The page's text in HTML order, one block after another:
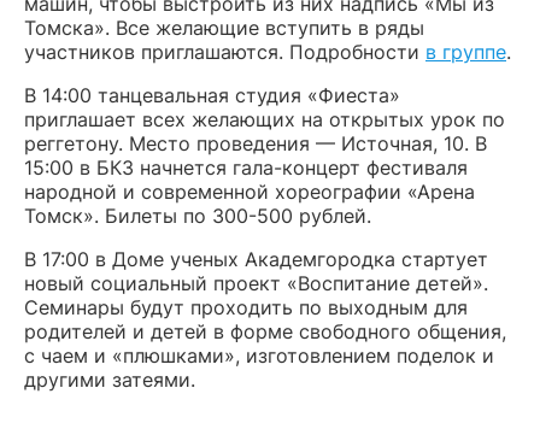
Томска». Все желающие вступить в ряды
участников приглашаются. Подробности в группе.
В 14:00 танцевальная студия «Фиеста»
приглашает всех желающих на открытых урок по
реггетону. Место проведения — Источная, 10. В
15:00 в БКЗ начнется гала-концерт фестиваля
народной и современной хореографии «Арена
Томск». Билеты по 300-500 рублей.
В 17:00 в Доме ученых Академгородка стартует
новый социальный проект «Воспитание детей».
Семинары будут проходить по выходным для
родителей и детей в форме свободного общения,
с чаем и «плюшками», изготовлением поделок и
другими затеями.